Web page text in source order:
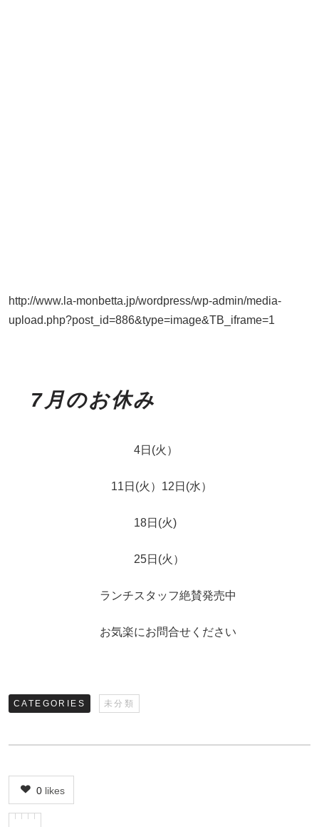
http://www.la-monbetta.jp/wordpress/wp-admin/media-
upload.php?post_id=886&type=image&TB_iframe=1
7月のお休み
4日(火）
11日(火）12日(水）
18日(火)
25日(火）
ランチスタッフ絶賛発売中
お気楽にお問合せください
CATEGORIES 未分類
0 likes